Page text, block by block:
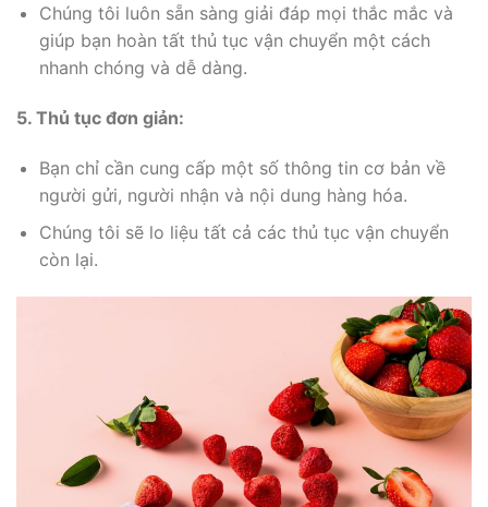
Chúng tôi luôn sẵn sàng giải đáp mọi thắc mắc và
giúp bạn hoàn tất thủ tục vận chuyển một cách
nhanh chóng và dễ dàng.
5. Thủ tục đơn giản:
Bạn chỉ cần cung cấp một số thông tin cơ bản về
người gửi, người nhận và nội dung hàng hóa.
Chúng tôi sẽ lo liệu tất cả các thủ tục vận chuyển
còn lại.